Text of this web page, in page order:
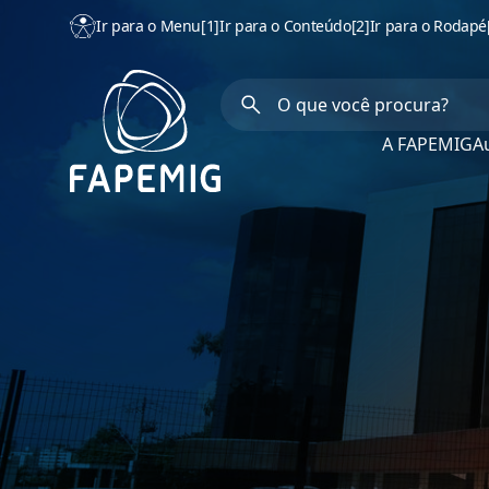
Ir para o Menu[1]Ir para o Conteúdo[2]Ir para o Rodapé
A FAPEMIG